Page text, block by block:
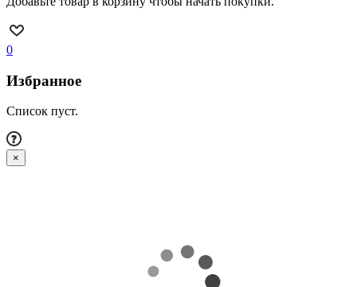
0
Избранное
Список пуст.
×